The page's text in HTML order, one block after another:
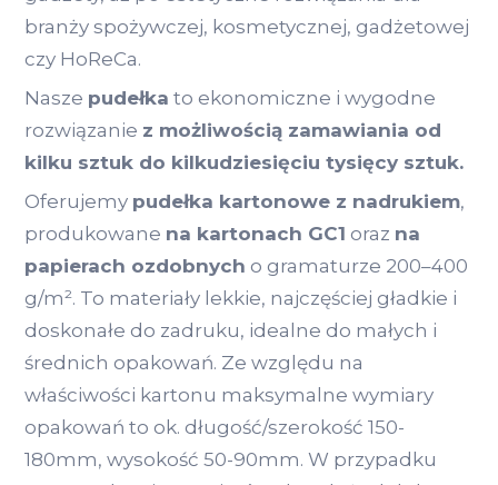
branży spożywczej, kosmetycznej, gadżetowej
czy HoReCa.
Nasze pudełka to ekonomiczne i wygodne
rozwiązanie z możliwością zamawiania od
kilku sztuk do kilkudziesięciu tysięcy sztuk.
Oferujemy pudełka kartonowe z nadrukiem,
produkowane na kartonach GC1 oraz na
papierach ozdobnych o gramaturze 200–400
g/m². To materiały lekkie, najczęściej gładkie i
doskonałe do zadruku, idealne do małych i
średnich opakowań. Ze względu na
właściwości kartonu maksymalne wymiary
opakowań to ok. długość/szerokość 150-
180mm, wysokość 50-90mm. W przypadku